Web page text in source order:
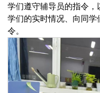
学们遵守辅导员的指令，
学们的实时情况、向同
令。